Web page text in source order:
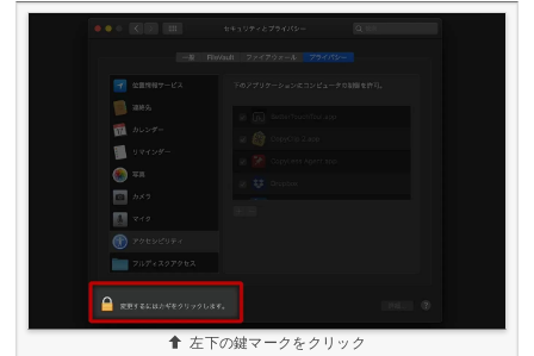
左下の鍵マークをクリック